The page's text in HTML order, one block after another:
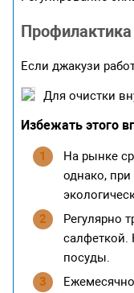
Профилактика
Если джакузи
Для очистки
Избежать этого
На рынке
однако,
Регулярно
салфеткой.
посуды.